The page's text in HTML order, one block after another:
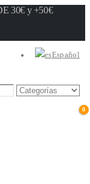
30€ y +50€
Español
0